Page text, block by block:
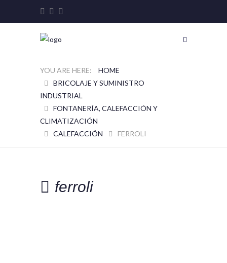
HOME
BRICOLAJE Y SUMINISTRO
INDUSTRIAL
FONTANERÍA, CALEFACCIÓN Y
CLIMATIZACIÓN
CALEFACCIÓN
FERROLI
ferroli